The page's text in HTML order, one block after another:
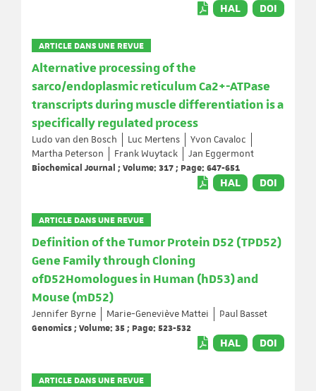
HAL DOI
ARTICLE DANS UNE REVUE
Alternative processing of the
sarco/endoplasmic reticulum Ca2+-ATPase
transcripts during muscle differentiation is a
specifically regulated process
Ludo van den Bosch Luc Mertens
Yvon Cavaloc
Martha Peterson
Frank Wuytack
Jan Eggermont
Biochemical Journal ; Volume: 317 ; Page: 647-651
HAL DOI
ARTICLE DANS UNE REVUE
Definition of the Tumor Protein D52 (TPD52)
Gene Family through Cloning
ofD52Homologues in Human (hD53) and
Mouse (mD52)
Jennifer Byrne Marie-Geneviève Mattei
Paul Basset
Genomics ; Volume: 35 ; Page: 523-532
HAL DOI
ARTICLE DANS UNE REVUE